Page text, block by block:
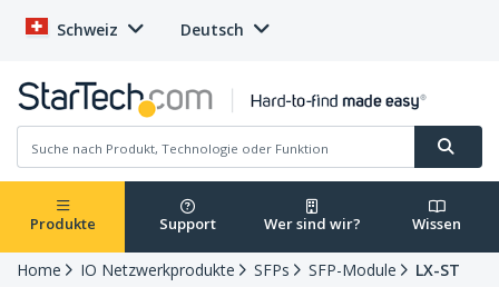
Schweiz Deutsch
Produkte Support Wer sind wir? Wissen
Home IO Netzwerkprodukte SFPs SFP-Module
LX-ST